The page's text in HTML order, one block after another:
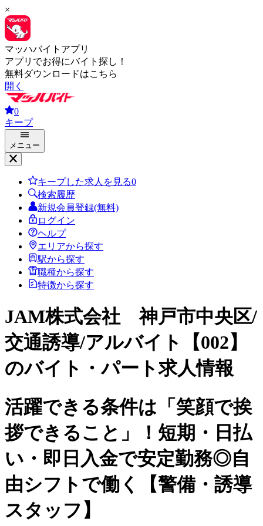
×
マッハバイトアプリ
アプリでお得にバイト探し！
無料ダウンロードはこちら
開く
0
キープ
メニュー
キープした求人を見る0
検索履歴
新規会員登録(無料)
ログイン
ヘルプ
エリアから探す
駅から探す
職種から探す
特徴から探す
JAM株式会社 神戸市中央区/
交通誘導/アルバイト【002】
のバイト・パート求人情報
活躍できる条件は「笑顔で挨
拶できること」！短期・日払
い・即日入金で安定勤務◎自
由シフトで働く【警備・誘導
スタッフ】